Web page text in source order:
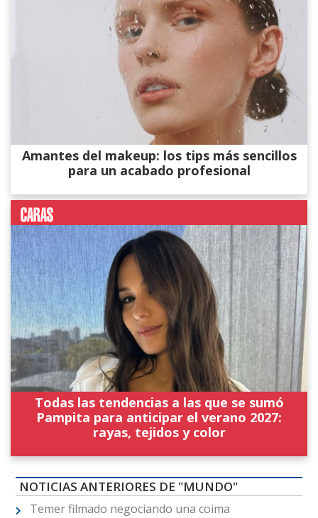
Amantes del makeup: los tips más sencillos
para un acabado profesional
Todas las tendencias a las que se sumó
Pampita para anticipar el verano 2027:
rayas, tejidos y color
NOTICIAS ANTERIORES DE "MUNDO"
Temer filmado negociando una coima